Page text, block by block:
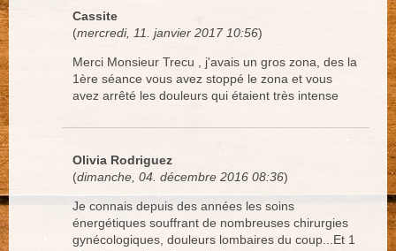
Cassite
(mercredi, 11. janvier 2017 10:56)
Merci Monsieur Trecu , j'avais un gros zona, des la
1ère séance vous avez stoppé le zona et vous
avez arrêté les douleurs qui étaient très intense
Olivia Rodriguez
(dimanche, 04. décembre 2016 08:36)
Je connais depuis des années les soins
énergétiques souffrant de nombreuses chirurgies
gynécologiques, douleurs lombaires du coup...Et 1